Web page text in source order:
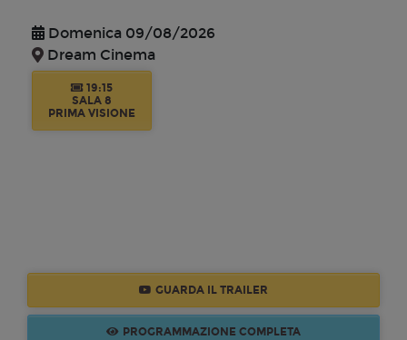
Domenica 09/08/2026
Dream Cinema
19:15
SALA 8
PRIMA VISIONE
GUARDA IL TRAILER
PROGRAMMAZIONE COMPLETA